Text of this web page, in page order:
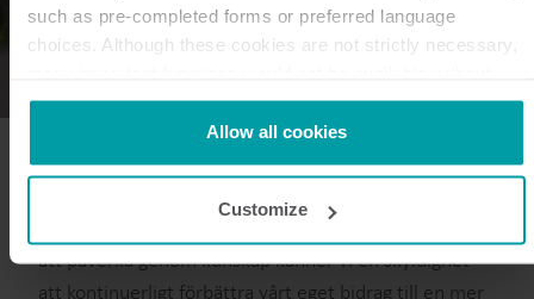
such as pre-completed forms or preferred language
choices. Although these cookies are not strictly necessary,
them.
Kamstrup makes use of third-party cookies. A third-party
cookie is installed by someone other than us, such as other
You can at any time change or withdraw your consent from
the Cookie Declaration
Allow all cookies
Customize
Som ett innovativt företag med vårt DNA förankrat i
att påverka genom kunskap känner vi en skyldighet
att kontinuerligt förbättra vårt eget bidrag till en mer